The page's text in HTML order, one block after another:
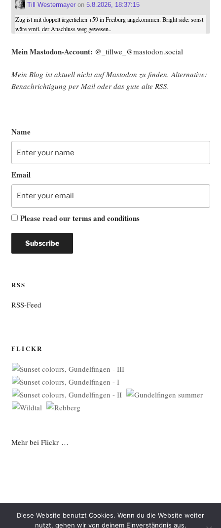
Till Westermayeron 5.8.2026, 18:37:15
Zug ist mit doppelt ärgerlichen +59 in Freiburg angekommen. Bright side: sonst
wäre vmtl. der Anschluss weg gewesen..
Mein Mast­o­don-Account: @_tillwe_@mastodon.social
Mein Blog ist aktu­ell nicht auf Mast­o­don zu fin­den. Alter­na­ti­ve:
Benach­rich­ti­gung per Mail oder das gute alte RSS.
Name
Email
Please read ourterms and conditions
RSS
RSS-Feed
FLICKR
Mehr bei Flickr …
Diese Website benutzt Cookies. Wenn du die Website weiter
nutzt, gehen wir von deinem Einverständnis aus.